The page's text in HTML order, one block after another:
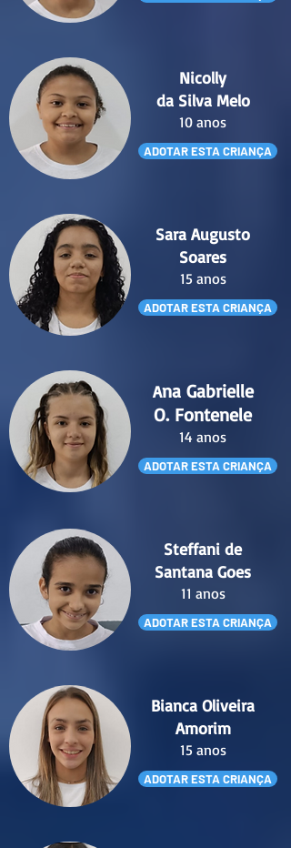
Nicolly
da Silva Melo
10 anos
ADOTAR ESTA CRIANÇA
Sara Augusto
Soares
15 anos
ADOTAR ESTA CRIANÇA
Ana Gabrielle
O. Fontenele
14 anos
ADOTAR ESTA CRIANÇA
Steffani de
Santana Goes
11 anos
ADOTAR ESTA CRIANÇA
Bianca Oliveira
Amorim
15 anos
ADOTAR ESTA CRIANÇA